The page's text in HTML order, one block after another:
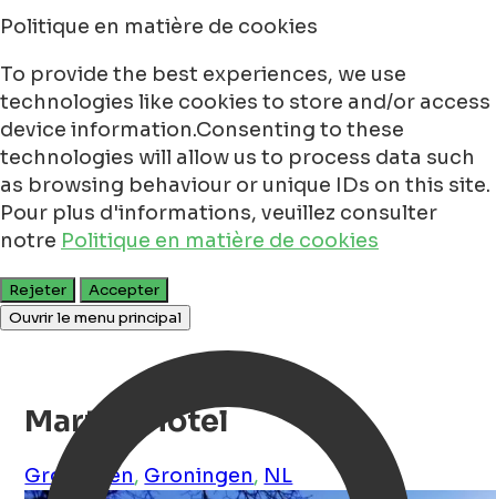
Politique en matière de cookies
To provide the best experiences, we use
technologies like cookies to store and/or access
device information.Consenting to these
technologies will allow us to process data such
as browsing behaviour or unique IDs on this site.
Pour plus d'informations, veuillez consulter
notre Politique en matière de cookies
Rejeter
Accepter
Ouvrir le menu principal
Martini Hotel
Groningen, Groningen, NL